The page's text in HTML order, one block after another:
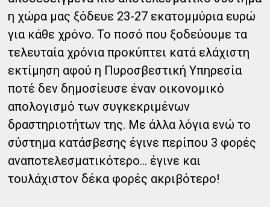
η χώρα μας ξόδευε 23-27 εκατομμύρια ευρώ
για κάθε χρόνο. Το ποσό που ξοδεύουμε τα
τελευταία χρόνια προκύπτει κατά ελάχιστη
εκτίμηση αφού η Πυροσβεστική Υπηρεσία
ποτέ δεν δημοσίευσε έναν οικονομικό
απολογισμό των συγκεκριμένων
δραστηριοτήτων της. Με άλλα λόγια ενώ το
σύστημα κατάσβεσης έγινε περίπου 3 φορές
αναποτελεσματικότερο… έγινε και
τουλάχιστον δέκα φορές ακριβότερο!